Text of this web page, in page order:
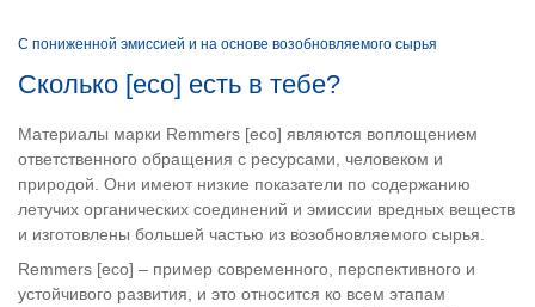
С пониженной эмиссией и на основе возобновляемого сырья
Сколько [eco] есть в тебе?
Материалы марки Remmers [eco] являются воплощением
ответственного обращения с ресурсами, человеком и
природой. Они имеют низкие показатели по содержанию
летучих органических соединений и эмиссии вредных веществ
и изготовлены большей частью из возобновляемого сырья.
Remmers [eco] – пример современного, перспективного и
устойчивого развития, и это относится ко всем этапам